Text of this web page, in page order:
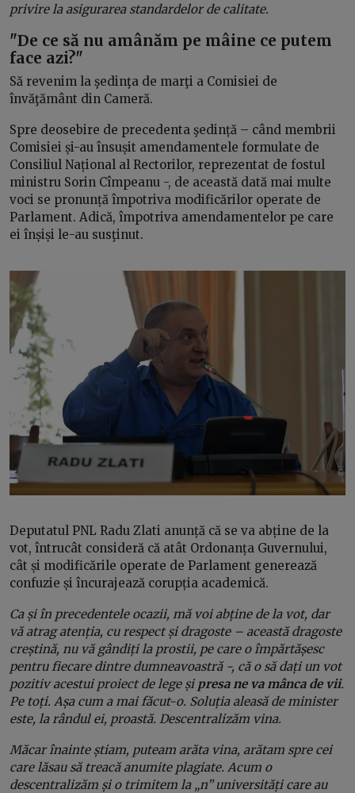
privire la asigurarea standardelor de calitate.
"De ce să nu amânăm pe mâine ce putem
face azi?"
Să revenim la şedinţa de marţi a Comisiei de
învăţământ din Cameră.
Spre deosebire de precedenta şedință – când membrii
Comisiei și-au însușit amendamentele formulate de
Consiliul Național al Rectorilor, reprezentat de fostul
ministru Sorin Cîmpeanu -, de această dată mai multe
voci se pronunță împotriva modificărilor operate de
Parlament. Adică, împotriva amendamentelor pe care
ei înșiși le-au susţinut.
Deputatul PNL Radu Zlati anunță că se va abține de la
vot, întrucât consideră că atât Ordonanța Guvernului,
cât și modificările operate de Parlament generează
confuzie și încurajează corupția academică.
Ca și în precedentele ocazii, mă voi abține de la vot, dar
vă atrag atenția, cu respect și dragoste – această dragoste
creștină, nu vă gândiți la prostii, pe care o împărtășesc
pentru fiecare dintre dumneavoastră -, că o să dați un vot
pozitiv acestui proiect de lege și presa ne va mânca de vii.
Pe toți. Așa cum a mai făcut-o. Soluția aleasă de minister
este, la rândul ei, proastă. Descentralizăm vina.
Măcar înainte știam, puteam arăta vina, arătam spre cei
care lăsau să treacă anumite plagiate. Acum o
descentralizăm și o trimitem la „n” universități care au